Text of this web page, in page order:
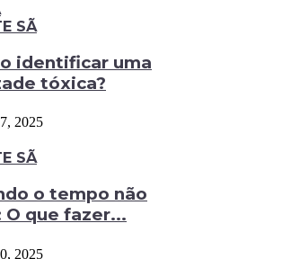
SÃ
identificar uma
tóxica?
2025
SÃ
o tempo não
O que fazer...
2025